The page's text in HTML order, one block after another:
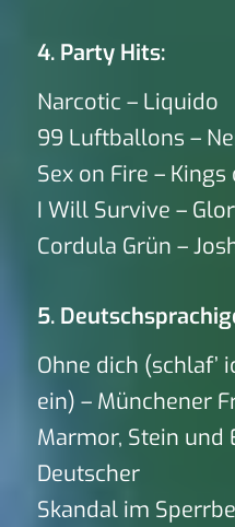
4. Party Hits:
Narcotic – Liquido
99 Luftballons –
Sex on Fire –
I Will Survive –
Cordula Grün –
5.
Ohne dich (schlaf’
ein) – Münchener
Marmor, Stein und
Deutscher
Skandal im